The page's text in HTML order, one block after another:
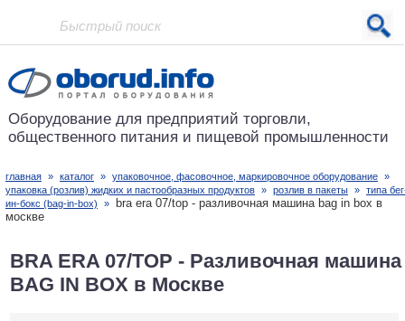
Проект основан в 2001 году
Оборудование для предприятий торговли,
общественного питания и пищевой промышленности
главная » каталог » упаковочное, фасовочное, маркировочное оборудование »
упаковка (розлив) жидких и пастообразных продуктов » розлив в пакеты » типа
ин-бокс (bag-in-box)
»
bra era 07/top - разливочная машина bag in box в
москве
BRA ERA 07/TOP - Разливочная машина
BAG IN BOX в Москве